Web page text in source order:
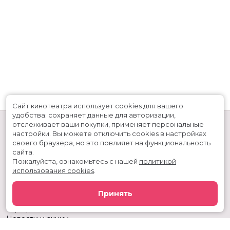
Скоро в кино
Тарифы
Новости и акции
Сайт кинотеатра использует cookies для вашего
удобства: сохраняет данные для авторизации,
отслеживает ваши покупки, применяет персональные
настройки. Вы можете отключить cookies в настройках
своего браузера, но это повлияет на функциональность
сайта.
Пожалуйста, ознакомьтесь с нашей политикой
использования cookies
Принять